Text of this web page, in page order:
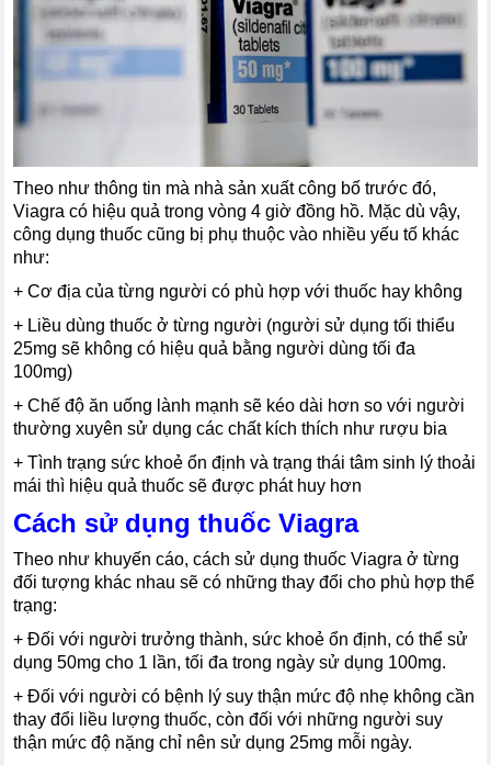
Theo như thông tin mà nhà sản xuất công bố trước đó,
Viagra có hiệu quả trong vòng 4 giờ đồng hồ. Mặc dù vậy,
công dụng thuốc cũng bị phụ thuộc vào nhiều yếu tố khác
như:
+ Cơ địa của từng người có phù hợp với thuốc hay không
+ Liều dùng thuốc ở từng người (người sử dụng tối thiểu
25mg sẽ không có hiệu quả bằng người dùng tối đa
100mg)
+ Chế độ ăn uống lành mạnh sẽ kéo dài hơn so với người
thường xuyên sử dụng các chất kích thích như rượu bia
+ Tình trạng sức khoẻ ổn định và trạng thái tâm sinh lý thoải
mái thì hiệu quả thuốc sẽ được phát huy hơn
Cách sử dụng thuốc Viagra
Theo như khuyến cáo, cách sử dụng thuốc Viagra ở từng
đối tượng khác nhau sẽ có những thay đổi cho phù hợp thể
trạng:
+ Đối với người trưởng thành, sức khoẻ ổn định, có thể sử
dụng 50mg cho 1 lần, tối đa trong ngày sử dụng 100mg.
+ Đối với người có bệnh lý suy thận mức độ nhẹ không cần
thay đổi liều lượng thuốc, còn đối với những người suy
thận mức độ nặng chỉ nên sử dụng 25mg mỗi ngày.